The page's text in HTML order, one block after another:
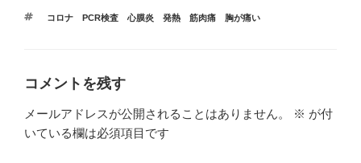
ゴ
タ
コロナ PCR検査 心膜炎 発熱 筋肉痛 胸が痛い
コメントを残す
メールアドレスが公開されることはありません。 ※ が付
いている欄は必須項目です